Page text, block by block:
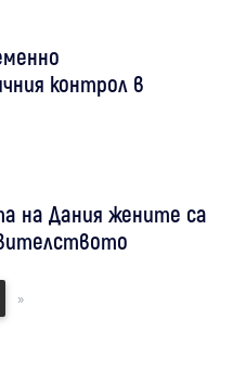
контрол в
на Дания жените са
»